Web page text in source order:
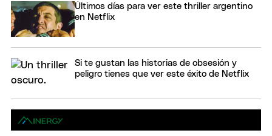
Últimos días para ver este thriller argentino
en Netflix
Si te gustan las historias de obsesión y
peligro tienes que ver este éxito de Netflix